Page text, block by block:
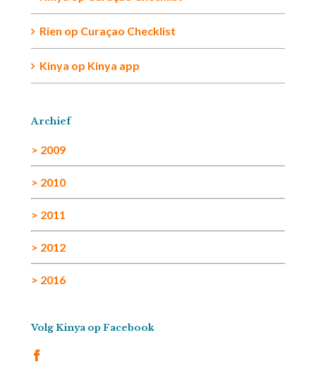
Rien op Curaçao Checklist
Kinya op Kinya app
Archief
> 2009
> 2010
> 2011
> 2012
> 2016
Volg Kinya op Facebook